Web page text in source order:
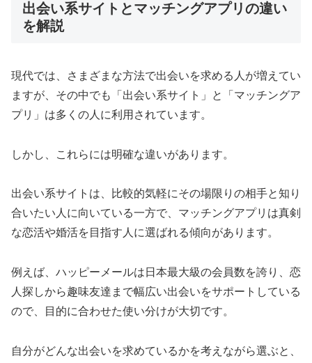
出会い系サイトとマッチングアプリの違い
を解説
現代では、さまざまな方法で出会いを求める人が増えてい
ますが、その中でも「出会い系サイト」と「マッチングア
プリ」は多くの人に利用されています。
しかし、これらには明確な違いがあります。
出会い系サイトは、比較的気軽にその場限りの相手と知り
合いたい人に向いている一方で、マッチングアプリは真剣
な恋活や婚活を目指す人に選ばれる傾向があります。
例えば、ハッピーメールは日本最大級の会員数を誇り、恋
人探しから趣味友達まで幅広い出会いをサポートしている
ので、目的に合わせた使い分けが大切です。
自分がどんな出会いを求めているかを考えながら選ぶと、